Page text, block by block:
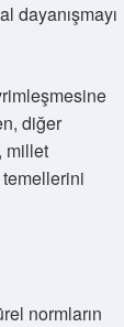
dayanışmayı
diğer
millet
temellerini
normların